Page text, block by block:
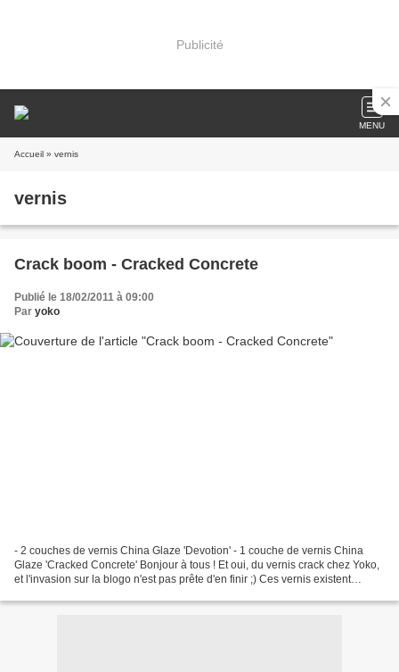
Publicité
MENU
Accueil » vernis
vernis
Crack boom - Cracked Concrete
Publié le 18/02/2011 à 09:00
Par yoko
- 2 couches de vernis China Glaze 'Devotion' - 1 couche de vernis China
Glaze 'Cracked Concrete' Bonjour à tous ! Et oui, du vernis crack chez Yoko,
et l'invasion sur la blogo n'est pas prête d'en finir ;) Ces vernis existent